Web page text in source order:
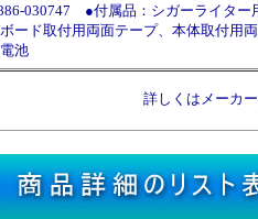
030747 ●付属品：シガーライター
ード取付用両面テープ、本体取付用
池
詳しくはメーカ